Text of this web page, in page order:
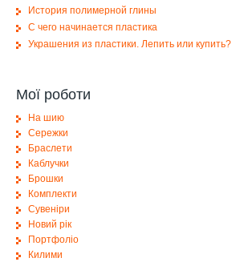
История полимерной глины
С чего начинается пластика
Украшения из пластики. Лепить или купить?
Мої роботи
На шию
Сережки
Браслети
Каблучки
Брошки
Комплекти
Сувеніри
Новий рік
Портфоліо
Килими